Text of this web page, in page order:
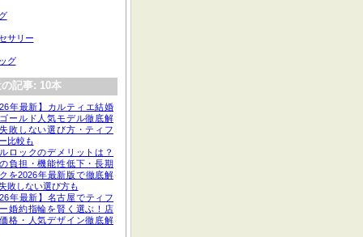
サリー
グ
記事: 10本
年最新】カルティエ結婚
ールド人気モデル徹底解
敗しない選び方・ティフ
比較も
ロックのデメリットは？
負担・機能性低下・長期
を2026年最新版で徹底解
敗しない選び方も
年最新】名古屋でティフ
婚約指輪を賢く選ぶ！店
格・人気デザイン徹底解